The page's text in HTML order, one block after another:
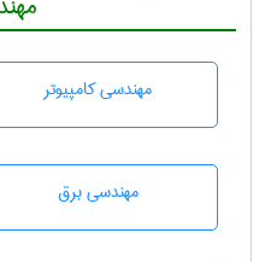
مهندسی كامپيوتر
مهندسی برق